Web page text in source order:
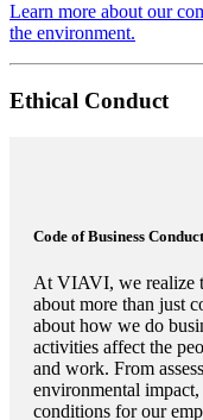
Learn more about our
the environment.
Ethical Conduct
Code of Business Conduct
At VIAVI, we realize
about more than just
about how we do
activities affect the
and work. From
environmental
conditions for our